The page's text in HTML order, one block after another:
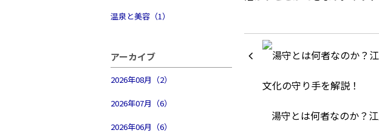
温泉と美容（1）
アーカイブ
2026年08月（2）
2026年07月（6）
2026年06月（6）
湯守とは何者なのか？